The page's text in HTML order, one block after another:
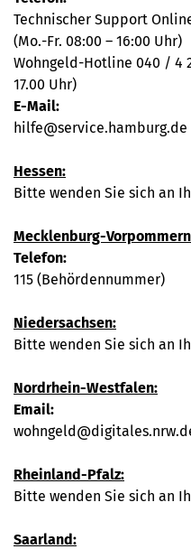
Technischer Support
(Mo.-Fr. 08:00 – 16:00 Uhr)
Wohngeld-Hotline 040 / 4
17.00 Uhr)
E-Mail:
hilfe@service.hamburg.de
Hessen:
Bitte wenden Sie sich an
Mecklenburg-
Telefon:
115 (Behördennummer)
Niedersachsen:
Bitte wenden Sie sich an
Nordrhein-Westfalen:
Email:
Rheinland-Pfalz:
Bitte wenden Sie sich an
Saarland: